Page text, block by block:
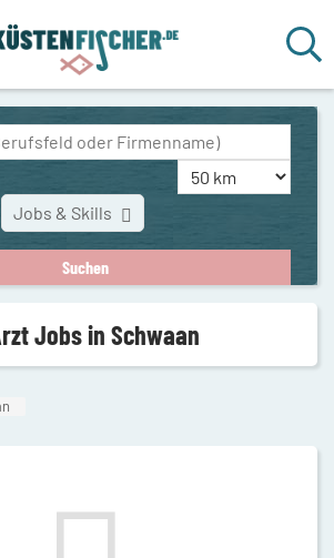
Jobs & Skills
Jobs in Schwaan